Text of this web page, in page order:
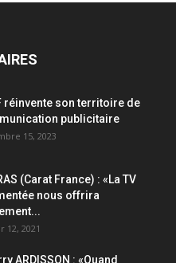
réinvente son territoire de
publicitaire
15, 2023
(Carat France) : «La TV
nous offrira
12, 2021
ARDISSON : «Quand